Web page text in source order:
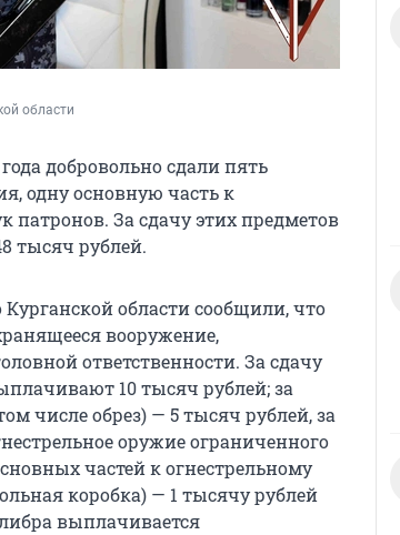
области
добровольно сдали пять
одну основную часть к
За сдачу этих предметов
тысяч рублей.
области сообщили, что
вооружение,
ответственности. За сдачу
10 тысяч рублей; за
числе обрез) — 5 тысяч рублей, за
оружие ограниченного
частей к огнестрельному
коробка) — 1 тысячу рублей
выплачивается